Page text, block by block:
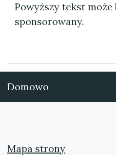
Powyższy tekst może
sponsorowany.
Domowo
Mapa strony